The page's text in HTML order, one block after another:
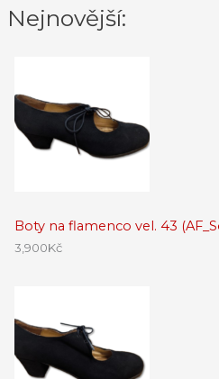
Nejnovější:
Boty na flamenco vel. 43
3,900Kč